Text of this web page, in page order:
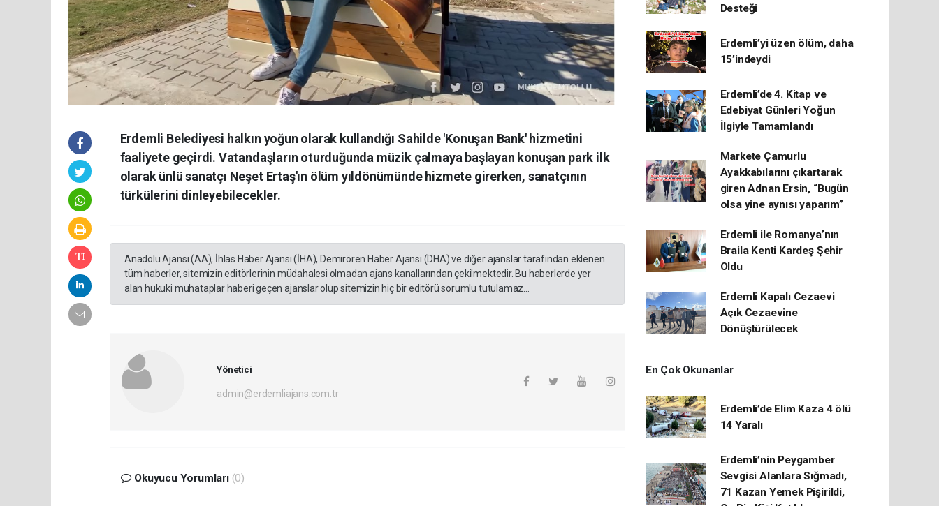
Erdemli Belediyesi halkın yoğun olarak kullandığı Sahilde 'Konuşan Bank' hizmetini
faaliyete geçirdi. Vatandaşların oturduğunda müzik çalmaya başlayan konuşan park ilk
olarak ünlü sanatçı Neşet Ertaş'ın ölüm yıldönümünde hizmete girerken, sanatçının
türkülerini dinleyebilecekler.
Anadolu Ajansı (AA), İhlas Haber Ajansı (İHA), Demirören Haber Ajansı (DHA) ve diğer ajanslar tarafından eklenen
tüm haberler, sitemizin editörlerinin müdahalesi olmadan ajans kanallarından çekilmektedir. Bu haberlerde yer
alan hukuki muhataplar haberi geçen ajanslar olup sitemizin hiç bir editörü sorumlu tutulamaz...
Yönetici
admin@erdemliajans.com.tr
Okuyucu Yorumları (0)
Desteği
Erdemli’yi üzen ölüm, daha
15’indeydi
Erdemli’de 4. Kitap ve
Edebiyat Günleri Yoğun
İlgiyle Tamamlandı
Markete Çamurlu
Ayakkabılarını çıkartarak
giren Adnan Ersin, “Bugün
olsa yine aynısı yaparım”
Erdemli ile Romanya’nın
Braila Kenti Kardeş Şehir
Oldu
Erdemli Kapalı Cezaevi
Açık Cezaevine
Dönüştürülecek
En Çok Okunanlar
Erdemli’de Elim Kaza 4 ölü
14 Yaralı
Erdemli’nin Peygamber
Sevgisi Alanlara Sığmadı,
71 Kazan Yemek Pişirildi,